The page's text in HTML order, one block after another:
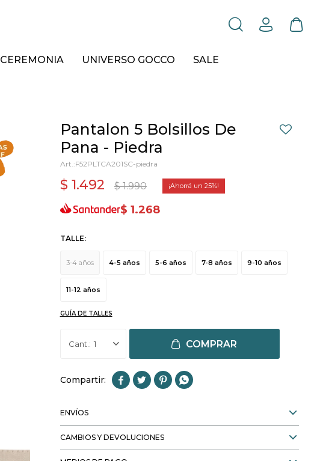
CEREMONIA UNIVERSO GOCCO SALE
Pantalon 5 Bolsillos De
Pana - Piedra
F52PLTCA201SC-piedra
$ 1.492 $ 1.990 25
$ 1.268
TALLE:
3-4 años 4-5 años 5-6 años 7-8 años 9-10 años
11-12 años
GUÍA DE TALLES
1 COMPRAR
   
ENVÍOS
CAMBIOS Y DEVOLUCIONES